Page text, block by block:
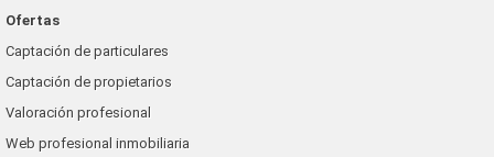
Ofertas
Captación de particulares
Captación de propietarios
Valoración profesional
Web profesional inmobiliaria